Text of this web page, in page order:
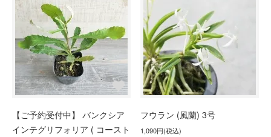
【ご予約受付中】 バンクシア
インテグリフォリア ( コースト
フウラン (風蘭) 3号
1,090円(税込)